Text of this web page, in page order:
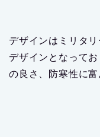
デザインはミリタ
デザインとなって
の良さ、防寒性に富